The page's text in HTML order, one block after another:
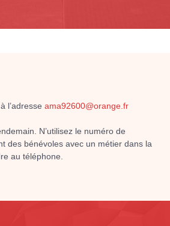
l’adresse ama92600@orange.fr
N’utilisez le numéro de
des bénévoles avec un métier dans la
au téléphone.